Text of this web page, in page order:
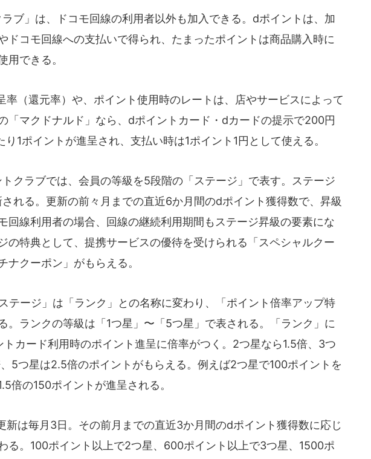
ブ」は、ドコモ回線の利用者以外も加入できる。dポイントは、加
ドコモ回線への支払いで得られ、たまったポイントは商品購入時に
用できる。
率（還元率）や、ポイント使用時のレートは、店やサービスによって
「マクドナルド」なら、dポイントカード・dカードの提示で200円
り1ポイントが進呈され、支払い時は1ポイント1円として使える。
クラブでは、会員の等級を5段階の「ステージ」で表す。ステージ
れる。更新の前々月までの直近6か月間のdポイント獲得数で、昇級
回線利用者の場合、回線の継続利用期間もステージ昇級の要素にな
の特典として、提携サービスの優待を受けられる「スペシャルクー
ナクーポン」がもらえる。
テージ」は「ランク」との名称に変わり、「ポイント倍率アップ特
。ランクの等級は「1つ星」〜「5つ星」で表される。「ランク」に
トカード利用時のポイント進呈に倍率がつく。2つ星なら1.5倍、3つ
5つ星は2.5倍のポイントがもらえる。例えば2つ星で100ポイントを
倍の150ポイントが進呈される。
新は毎月3日。その前月までの直近3か月間のdポイント獲得数に応じ
る。100ポイント以上で2つ星、600ポイント以上で3つ星、1500ポ